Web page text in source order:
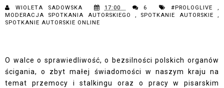
WIOLETA SADOWSKA 17:00 6 #PROLOGLIVE,
MODERACJA SPOTKANIA AUTORSKIEGO , SPOTKANIE AUTORSKIE,
SPOTKANIE AUTORSKIE ONLINE
O walce o sprawiedliwość, o bezsilności polskich organów
ścigania, o zbyt małej świadomości w naszym kraju na
temat przemocy i stalkingu oraz o pracy w pisarskim